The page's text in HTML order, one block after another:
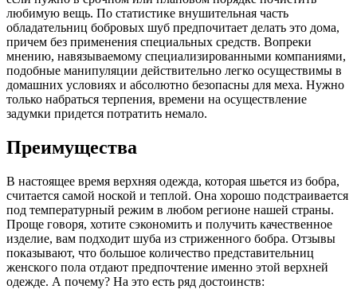
любимую вещь. По статистике внушительная часть
обладательниц бобровых шуб предпочитает делать это дома,
причем без применения специальных средств. Вопреки
мнению, навязываемому специализированными компаниями,
подобные манипуляции действительно легко осуществимы в
домашних условиях и абсолютно безопасны для меха. Нужно
только набраться терпения, времени на осуществление
задумки придется потратить немало.
Преимущества
В настоящее время верхняя одежда, которая шьется из бобра,
считается самой ноской и теплой. Она хорошо подстраивается
под температурный режим в любом регионе нашей страны.
Проще говоря, хотите сэкономить и получить качественное
изделие, вам подходит шуба из стриженного бобра. Отзывы
показывают, что большое количество представительниц
женского пола отдают предпочтение именно этой верхней
одежде. А почему? На это есть ряд достоинств: